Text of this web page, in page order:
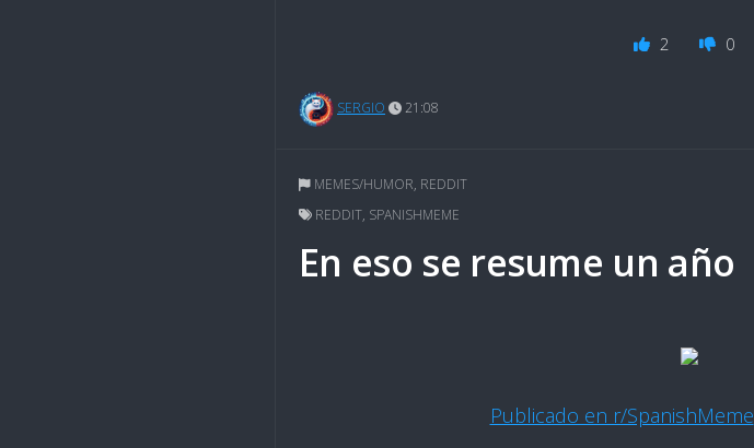
2 0
SERGIO 21:08
MEMES/HUMOR, REDDIT
REDDIT, SPANISHMEME
En eso se resume un año
Publicado en r/SpanishMeme